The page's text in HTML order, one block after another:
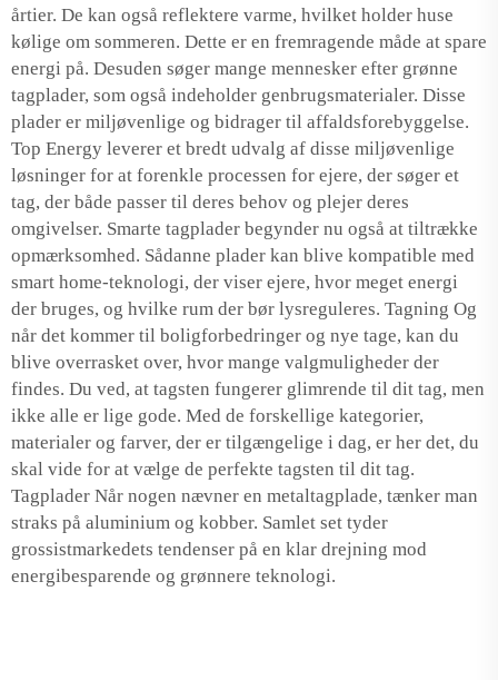
årtier. De kan også reflektere varme, hvilket holder huse
kølige om sommeren. Dette er en fremragende måde at spare
energi på. Desuden søger mange mennesker efter grønne
tagplader, som også indeholder genbrugsmaterialer. Disse
plader er miljøvenlige og bidrager til affaldsforebyggelse.
Top Energy leverer et bredt udvalg af disse miljøvenlige
løsninger for at forenkle processen for ejere, der søger et
tag, der både passer til deres behov og plejer deres
omgivelser. Smarte tagplader begynder nu også at tiltrække
opmærksomhed. Sådanne plader kan blive kompatible med
smart home-teknologi, der viser ejere, hvor meget energi
der bruges, og hvilke rum der bør lysreguleres. Tagning Og
når det kommer til boligforbedringer og nye tage, kan du
blive overrasket over, hvor mange valgmuligheder der
findes. Du ved, at tagsten fungerer glimrende til dit tag, men
ikke alle er lige gode. Med de forskellige kategorier,
materialer og farver, der er tilgængelige i dag, er her det, du
skal vide for at vælge de perfekte tagsten til dit tag.
Tagplader Når nogen nævner en metaltagplade, tænker man
straks på aluminium og kobber. Samlet set tyder
grossistmarkedets tendenser på en klar drejning mod
energibesparende og grønnere teknologi.